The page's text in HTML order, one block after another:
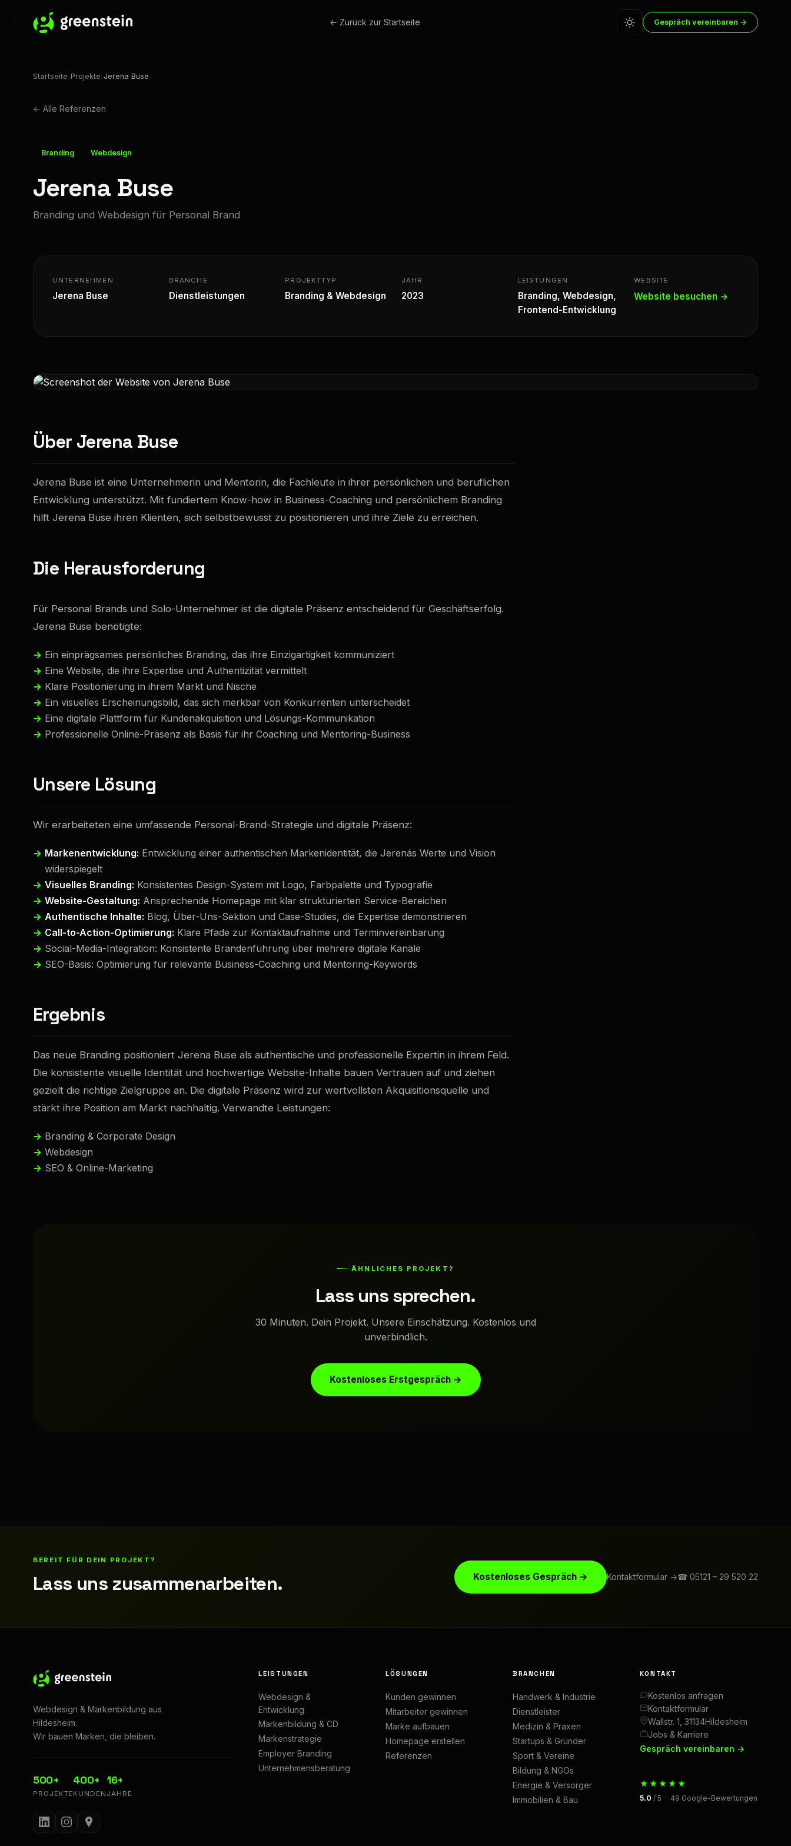
← Zurück zur Startseite Gespräch vereinbaren →
Startseite Projekte Jerena Buse
← Alle Referenzen
Branding Webdesign
Jerena Buse
Branding und Webdesign für Personal Brand
UNTERNEHMEN
Jerena Buse
BRANCHE
Dienstleistungen
PROJEKTTYP
Branding & Webdesign
JAHR
2023
LEISTUNGEN
Branding, Webdesign,
Frontend-Entwicklung
WEBSITE
Website besuchen →
Über Jerena Buse
Jerena Buse ist eine Unternehmerin und Mentorin, die Fachleute in ihrer persönlichen und beruflichen
Entwicklung unterstützt. Mit fundiertem Know-how in Business-Coaching und persönlichem Branding
hilft Jerena Buse ihren Klienten, sich selbstbewusst zu positionieren und ihre Ziele zu erreichen.
Die Herausforderung
Für Personal Brands und Solo-Unternehmer ist die digitale Präsenz entscheidend für Geschäftserfolg.
Jerena Buse benötigte:
Ein einprägsames persönliches Branding, das ihre Einzigartigkeit kommuniziert
Eine Website, die ihre Expertise und Authentizität vermittelt
Klare Positionierung in ihrem Markt und Nische
Ein visuelles Erscheinungsbild, das sich merkbar von Konkurrenten unterscheidet
Eine digitale Plattform für Kundenakquisition und Lösungs-Kommunikation
Professionelle Online-Präsenz als Basis für ihr Coaching und Mentoring-Business
Unsere Lösung
Wir erarbeiteten eine umfassende Personal-Brand-Strategie und digitale Präsenz:
Markenentwicklung: Entwicklung einer authentischen Markenidentität, die Jerenás Werte und Vision
widerspiegelt
Visuelles Branding: Konsistentes Design-System mit Logo, Farbpalette und Typografie
Website-Gestaltung: Ansprechende Homepage mit klar strukturierten Service-Bereichen
Authentische Inhalte: Blog, Über-Uns-Sektion und Case-Studies, die Expertise demonstrieren
Call-to-Action-Optimierung: Klare Pfade zur Kontaktaufnahme und Terminvereinbarung
Social-Media-Integration: Konsistente Brandenführung über mehrere digitale Kanäle
SEO-Basis: Optimierung für relevante Business-Coaching und Mentoring-Keywords
Ergebnis
Das neue Branding positioniert Jerena Buse als authentische und professionelle Expertin in ihrem Feld.
Die konsistente visuelle Identität und hochwertige Website-Inhalte bauen Vertrauen auf und ziehen
gezielt die richtige Zielgruppe an. Die digitale Präsenz wird zur wertvollsten Akquisitionsquelle und
stärkt ihre Position am Markt nachhaltig. Verwandte Leistungen:
Branding & Corporate Design
Webdesign
SEO & Online-Marketing
ÄHNLICHES PROJEKT?
Lass uns sprechen.
30 Minuten. Dein Projekt. Unsere Einschätzung. Kostenlos und
unverbindlich.
Kostenloses Erstgespräch →
BEREIT FÜR DEIN PROJEKT?
Lass uns zusammenarbeiten. Kostenloses Gespräch → Kontaktformular →☎ 05121 – 29 520 22
Webdesign & Markenbildung aus
Hildesheim.
Wir bauen Marken, die bleiben.
500+
PROJEKTE
400+
KUNDEN
16+
JAHRE
LEISTUNGEN
Webdesign &
Entwicklung
Markenbildung & CD
Markenstrategie
Employer Branding
Unternehmensberatung
LÖSUNGEN
Kunden gewinnen
Mitarbeiter gewinnen
Marke aufbauen
Homepage erstellen
Referenzen
BRANCHEN
Handwerk & Industrie
Dienstleister
Medizin & Praxen
Startups & Gründer
Sport & Vereine
Bildung & NGOs
Energie & Versorger
Immobilien & Bau
KONTAKT
Kostenlos anfragen
Kontaktformular
Wallstr. 1, 31134Hildesheim
Jobs & Karriere
Gespräch vereinbaren →
★★★★★
5.0 / 5 · 49 Google-Bewertungen